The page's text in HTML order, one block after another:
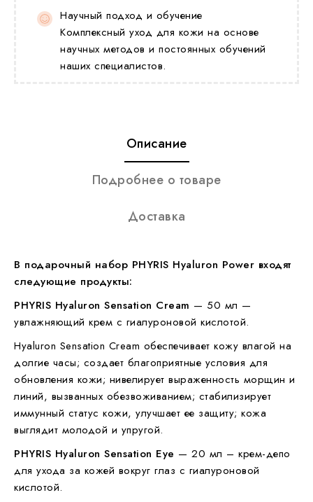
Научный подход и обучение
Комплексный уход для кожи на основе
научных методов и постоянных обучений
наших специалистов.
Описание
Подробнее о товаре
Доставка
В подарочный набор PHYRIS Hyaluron Power входят
следующие продукты:
PHYRIS Hyaluron Sensation Cream — 50 мл —
увлажняющий крем с гиалуроновой кислотой.
Hyaluron Sensation Cream обеспечивает кожу влагой на
долгие часы; создает благоприятные условия для
обновления кожи; нивелирует выраженность морщин и
линий, вызванных обезвоживанием; стабилизирует
иммунный статус кожи, улучшает ее защиту; кожа
выглядит молодой и упругой.
PHYRIS Hyaluron Sensation Eye — 20 мл – крем-депо
для ухода за кожей вокруг глаз с гиалуроновой
кислотой.